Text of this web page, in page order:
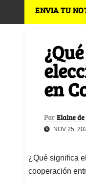
ENVIA TU
en
Por Elaine
NOV 25,
¿Qué significa
cooperación